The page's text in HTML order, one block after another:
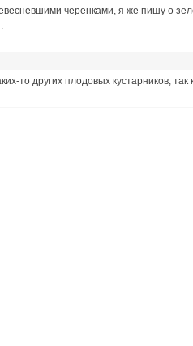
черенками, я же пишу о
то других плодовых кустарников, так